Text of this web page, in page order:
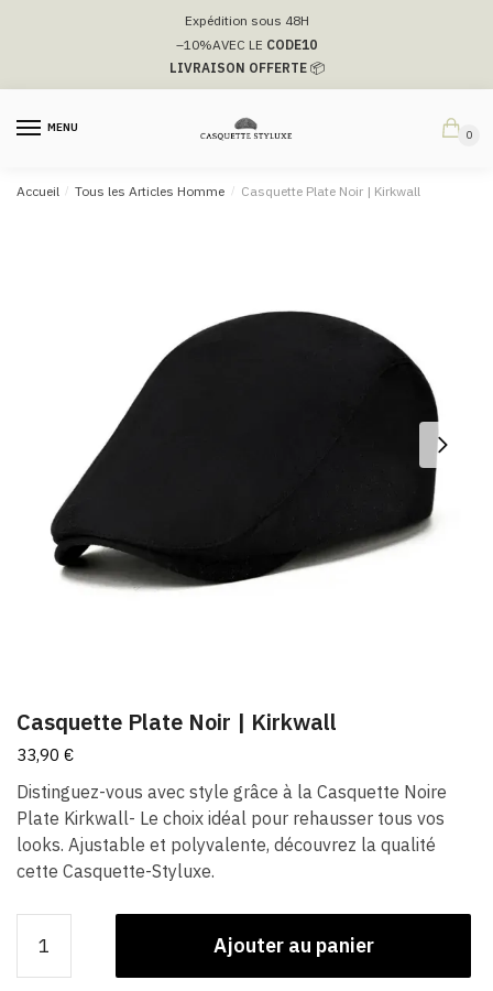
navigation
Expédition sous 48H
–10%AVEC LE CODE10
LIVRAISON OFFERTE📦
MENU
0
Accueil / Tous les Articles Homme / Casquette Plate Noir | Kirkwall
Casquette Plate Noir | Kirkwall
33,90 €
Distinguez-vous avec style grâce à la Casquette Noire
Plate Kirkwall- Le choix idéal pour rehausser tous vos
looks. Ajustable et polyvalente, découvrez la qualité
cette Casquette-Styluxe.
Casquette
Ajouter au panier